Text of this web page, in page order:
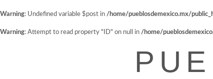
Warning: Undefined variable $post in /home/pueblosdemexico.mx/
Warning: Attempt to read property "ID" on null in /home/